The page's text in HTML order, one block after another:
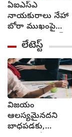
ఏఐఎస్ఎ
నాయకురాలు నేహా
బోరా ముఖంపై
సిరా, ఇది జంతర్
మంతర్ కాదంటూ...
లేటెస్ట్
విజయం
ఆలస్యమైనదని
బాధపడకు,